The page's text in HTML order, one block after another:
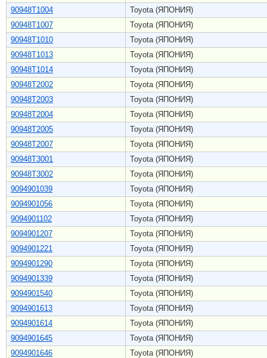
90948T1004
Toyota (ЯПОНИЯ)
90948T1007
Toyota (ЯПОНИЯ)
90948T1010
Toyota (ЯПОНИЯ)
90948T1013
Toyota (ЯПОНИЯ)
90948T1014
Toyota (ЯПОНИЯ)
90948T2002
Toyota (ЯПОНИЯ)
90948T2003
Toyota (ЯПОНИЯ)
90948T2004
Toyota (ЯПОНИЯ)
90948T2005
Toyota (ЯПОНИЯ)
90948T2007
Toyota (ЯПОНИЯ)
90948T3001
Toyota (ЯПОНИЯ)
90948T3002
Toyota (ЯПОНИЯ)
9094901039
Toyota (ЯПОНИЯ)
9094901056
Toyota (ЯПОНИЯ)
9094901102
Toyota (ЯПОНИЯ)
9094901207
Toyota (ЯПОНИЯ)
9094901221
Toyota (ЯПОНИЯ)
9094901290
Toyota (ЯПОНИЯ)
9094901339
Toyota (ЯПОНИЯ)
9094901540
Toyota (ЯПОНИЯ)
9094901613
Toyota (ЯПОНИЯ)
9094901614
Toyota (ЯПОНИЯ)
9094901645
Toyota (ЯПОНИЯ)
9094901646
Toyota (ЯПОНИЯ)